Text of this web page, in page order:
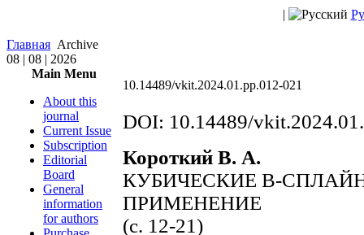
|
Главная Archive
08 | 08 | 2026
Main Menu
About this
journal
Current Issue
Subscription
Editorial
Board
General
information
for authors
10.14489/vkit.2024.01.рр.012-021
DOI: 10.14489/
Короткий В. А.
КУБИЧЕСКИЕ В-
ПРИМЕНЕНИЕ
(с. 12-21)